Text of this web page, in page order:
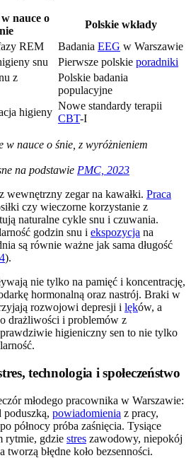
nauce o
Polskie wkłady
REM Badania EEG w Warszawie
snu Pierwsze polskie poradniki
z
Polskie badania
populacyjne
higieny
Nowe standardy terapii
CBT-I
nauce o śnie, z wyróżnieniem
na podstawie PMC, 2023
wewnętrzny zegar na kawałki. Praca
czy wieczorne korzystanie z
naturalne cykle snu i czuwania.
godzin snu i ekspozycja na
są równie ważne jak sama długość
).
nie tylko na pamięć i koncentrację,
hormonalną oraz nastrój. Braki w
rozwojowi depresji i lęków, a
drażliwości i problemów z
higieniczny sen to nie tylko
technologia i społeczeństwo
młodego pracownika w Warszawie:
poduszką, powiadomienia z pracy,
północy próba zaśnięcia. Tysiące
rytmie, gdzie stres zawodowy, niepokój
błędne koło bezsenności.